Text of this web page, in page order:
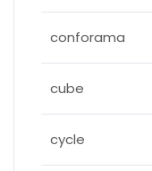
conforama
cube
cycle